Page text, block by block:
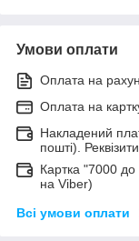
Умови оплати
Оплата на
Оплата на
Накладений
пошті).
Картка "7000
на Viber)
Всі умови оплати